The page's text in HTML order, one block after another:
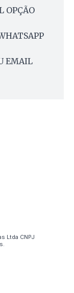
OPÇÃO
EMAIL
Ltda CNPJ